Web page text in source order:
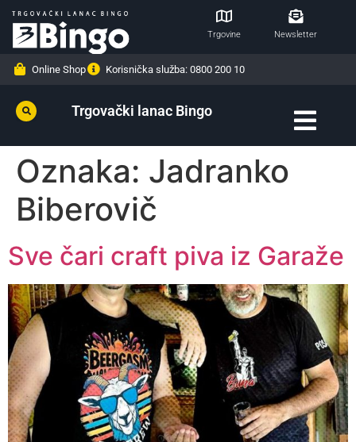
Trgovine Newsletter
Online Shop Korisnička služba: 0800 200 10
Trgovački lanac Bingo
Oznaka: Jadranko
Biberovič
Sve čari craft piva iz Garaže